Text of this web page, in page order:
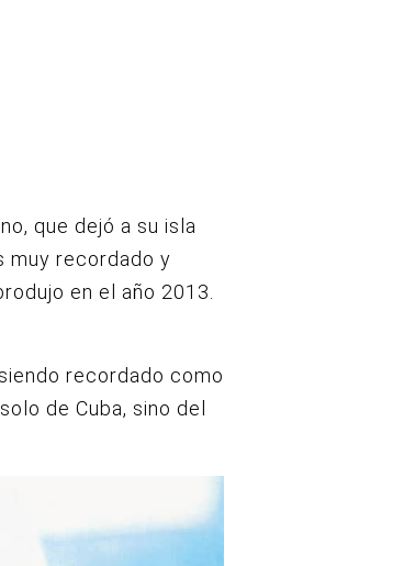
que dejó a su isla
muy recordado y
en el año 2013.
recordado como
de Cuba, sino del